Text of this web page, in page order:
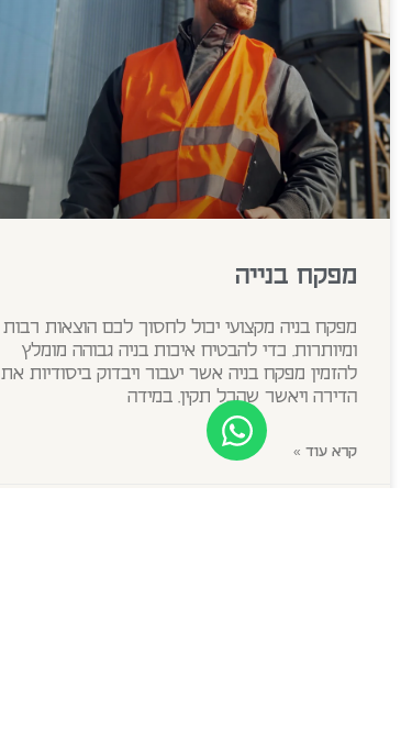
מפקח בנייה
מפקח בניה מקצועי יכול לחסוך לכם הוצאות רבות
ומיותרות. כדי להבטיח איכות בניה גבוהה מומלץ
להזמין מפקח בניה אשר יעבור ויבדוק ביסודיות את
הדירה ויאשר שהכל תקין. במידה
קרא עוד »